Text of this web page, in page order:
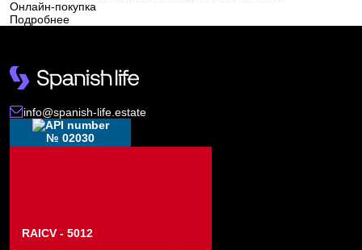
Онлайн-покупка
Подробнее
info@spanish-life.estate
№ 02030
RAICV - 5012
запрос и ответим в
ближайшее время.
Подписка на обновления успешно
оформлена.
UKRAINE
+380
ПЕРЕЗВОНИТЕ МНЕ